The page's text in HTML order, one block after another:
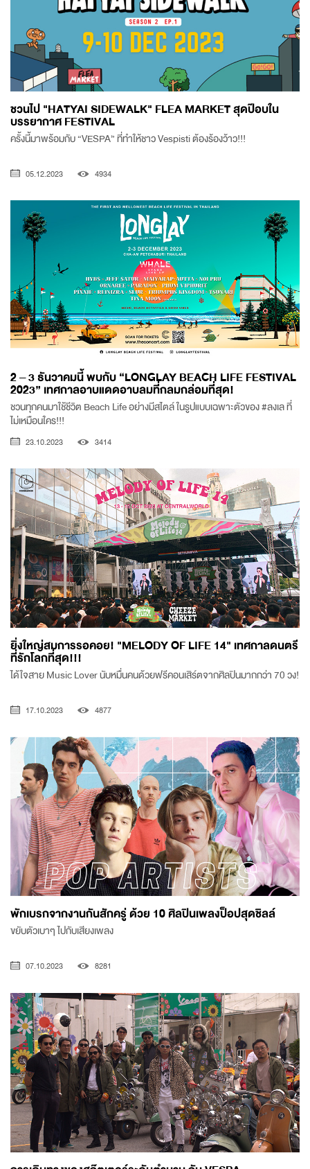
ชวนไป "HATYAI SIDEWALK" FLEA MARKET สุดป๊อบใน
บรรยากาศ FESTIVAL
ครั้งนี้มาพร้อมกับ “VESPA” ที่ทำให้ชาว Vespisti ต้องร้องว้าว!!!
05.12.2023 4934
2 – 3 ธันวาคมนี้ พบกับ “LONGLAY BEACH LIFE FESTIVAL
2023” เทศกาลอาบแดดอาบลมที่กลมกล่อมที่สุด!
ชวนทุกคนมาใช้ชีวิต Beach Life อย่างมีสไตล์ ในรูปแบบเฉพาะตัวของ #ลงเล ที่
ไม่เหมือนใคร!!!
23.10.2023 3414
ยิ่งใหญ่สมการรอคอย! "MELODY OF LIFE 14" เทศกาลดนตรี
ที่รักโลกที่สุด!!!
ได้ใจสาย Music Lover นับหมื่นคนด้วยฟรีคอนเสิร์ตจากศิลปินมากกว่า 70 วง!
17.10.2023 4877
พักเบรกจากงานกันสักครู่ ด้วย 10 ศิลปินเพลงป็อปสุดชิลล์
ขยับตัวเบาๆ ไปกับเสียงเพลง
07.10.2023 8281